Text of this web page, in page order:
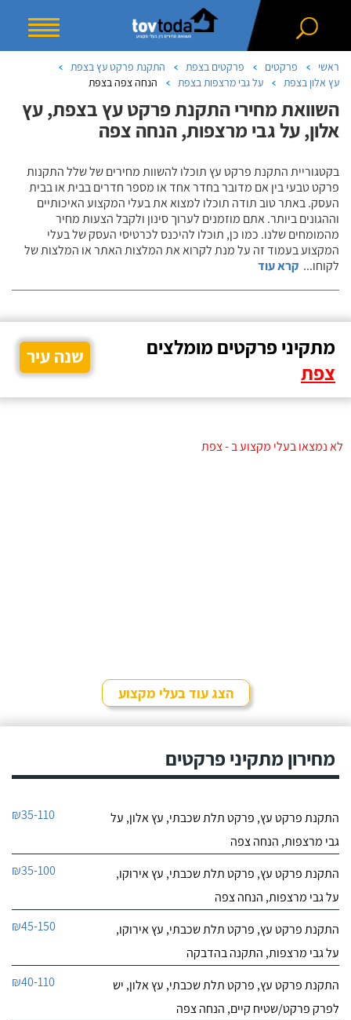
ראשי פרקטים פרקטים בצפת
התקנת פרקט עץ בצפת
עץ אלון בצפת
על גבי מרצפות בצפת הנחה צפה בצפת
השוואת מחירי התקנת פרקט עץ בצפת, עץ
אלון, על גבי מרצפות, הנחה צפה
בקטגוריית התקנת פרקט עץ תוכלו להשוות מחירים של שלל התקנות
פרקט טבעי בין אם מדובר בחדר אחד או מספר חדרים בבית או בבית
העסק. באתר טוב תודה תוכלו למצוא את בעלי המקצוע האיכותיים
וההגונים ביותר. אתם מוזמנים לערוך סינון ולקבל הצעות מחיר
מהמומחים שלנו. כמו כן, תוכלו להיכנס לכרטיסי העסק של בעלי
המקצוע בעמוד זה על מנת לקרוא את המלצות האתר או המלצות של
לקוחו... קרא עוד
מתקיני פרקטים מומלצים
צפת
שנה עיר
לא נמצאו בעלי מקצוע ב - צפת
הצג עוד בעלי מקצוע
מחירון מתקיני פרקטים
התקנת פרקט עץ, פרקט תלת שכבתי, עץ אלון, על
גבי מרצפות, הנחה צפה
₪35-110
התקנת פרקט עץ, פרקט תלת שכבתי, עץ אירוקו,
על גבי מרצפות, הנחה צפה
₪35-100
התקנת פרקט עץ, פרקט תלת שכבתי, עץ אירוקו,
על גבי מרצפות, התקנה בהדבקה
₪45-150
התקנת פרקט עץ, פרקט תלת שכבתי, עץ אלון, יש
לפרק פרקט/שטיח קיים, הנחה צפה
₪40-110